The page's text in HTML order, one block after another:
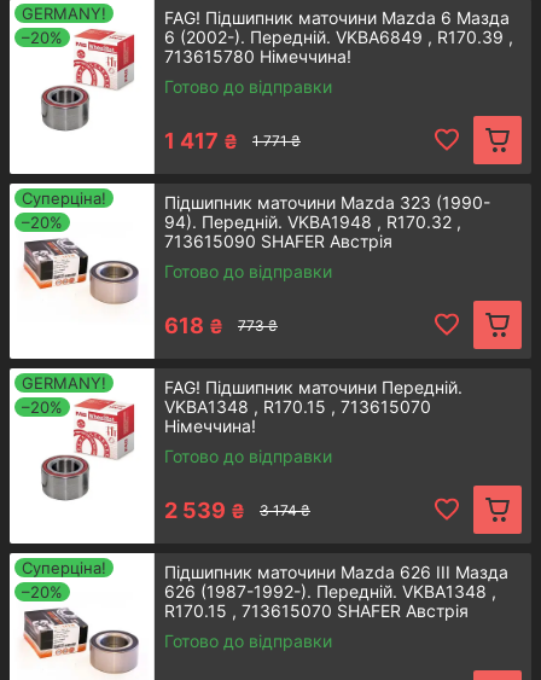
Детальнiше
Підсилена маточина задня Mazda
3
GERMANY!
–20%
FAG! Підшипник маточини Mazda 6 Мазда
6 (2002-). Передній. VKBA6849 , R170.39 ,
713615780 Німеччина!
Готово до відправки
1 417 ₴ 1 771 ₴
Суперціна!
–20%
Підшипник маточини Mazda 323 (1990-
94). Передній. VKBA1948 , R170.32 ,
713615090 SHAFER Австрія
Готово до відправки
618 ₴ 773 ₴
GERMANY!
–20%
FAG! Підшипник маточини Передній.
VKBA1348 , R170.15 , 713615070
Німеччина!
Готово до відправки
2 539 ₴ 3 174 ₴
Суперціна!
–20%
Підшипник маточини Mazda 626 III Мазда
626 (1987-1992-). Передній. VKBA1348 ,
R170.15 , 713615070 SHAFER Австрія
Готово до відправки